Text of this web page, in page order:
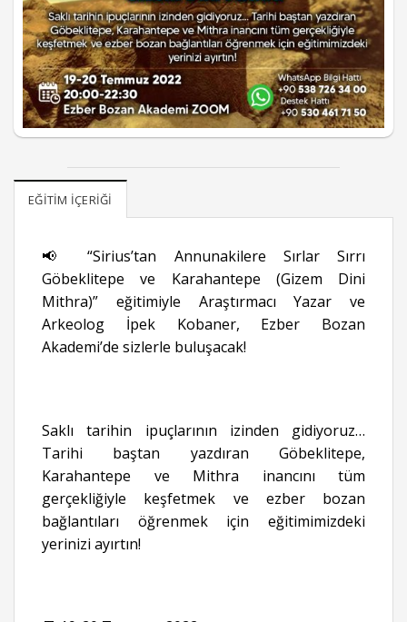
EĞITIM İÇERIĞI
📢 “Sirius’tan Annunakilere Sırlar Sırrı
Göbeklitepe ve Karahantepe (Gizem Dini
Mithra)” eğitimiyle Araştırmacı Yazar ve
Arkeolog İpek Kobaner, Ezber Bozan
Akademi’de sizlerle buluşacak!
Saklı tarihin ipuçlarının izinden gidiyoruz…
Tarihi baştan yazdıran Göbeklitepe,
Karahantepe ve Mithra inancını tüm
gerçekliğiyle keşfetmek ve ezber bozan
bağlantıları öğrenmek için eğitimimizdeki
yerinizi ayırtın!